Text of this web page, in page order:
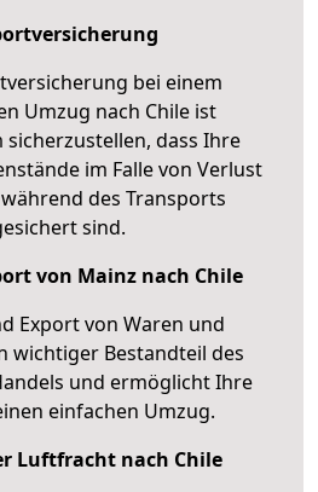
bei einem
Umzug nach Chile ist
sicherzustellen, dass Ihre
im Falle von Verlust
des Transports
sind.
von Mainz nach Chile
Export von Waren und
wichtiger Bestandteil des
und ermöglicht Ihre
einfachen Umzug.
Luftfracht nach Chile